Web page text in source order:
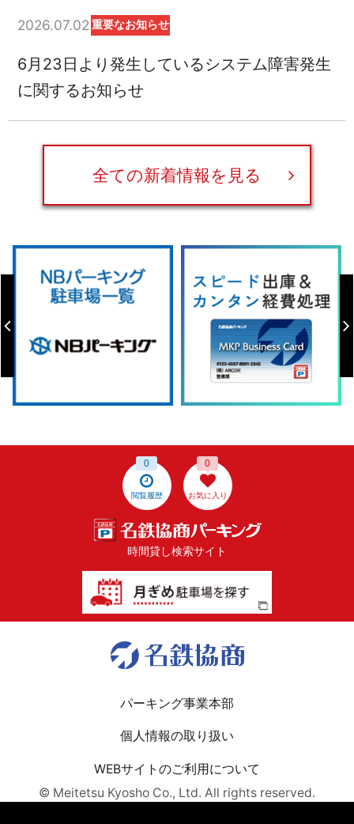
2026.07.02 重要なお知らせ
6月23日より発生しているシステム障害発生
に関するお知らせ
全ての新着情報を見る
閲覧履歴
0
お気に入り
0
時間貸し検索サイト
パーキング事業本部
個人情報の取り扱い
WEBサイトのご利用について
© Meitetsu Kyosho Co., Ltd. All rights reserved.